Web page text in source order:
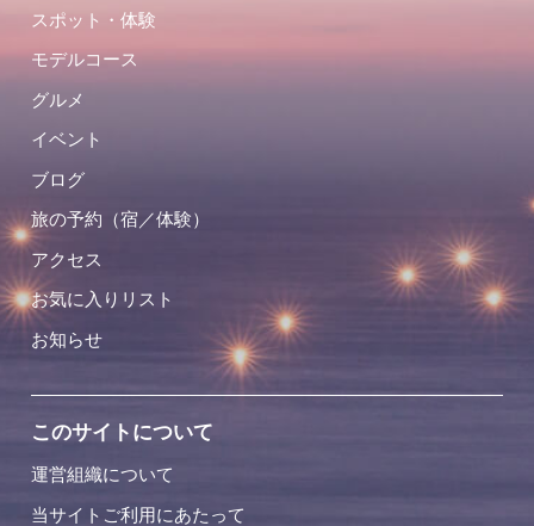
スポット・体験
モデルコース
グルメ
イベント
ブログ
旅の予約（宿／体験）
アクセス
お気に入りリスト
お知らせ
このサイトについて
運営組織について
当サイトご利用にあたって